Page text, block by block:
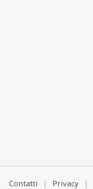
Contatti | Privacy |